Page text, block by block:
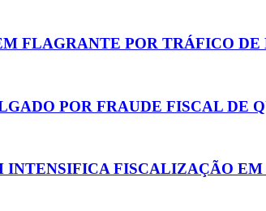
FLAGRANTE POR TRÁFICO DE
POR FRAUDE FISCAL DE
INTENSIFICA FISCALIZAÇÃO